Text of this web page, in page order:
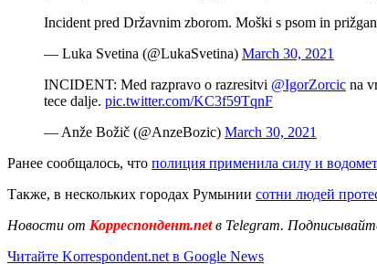
Incident pred Državnim zborom. Moški s psom in
— Luka Svetina (@LukaSvetina) March 30, 2021
INCIDENT: Med razpravo o razresitvi @IgorZorcic na
tece dalje. pic.twitter.com/KC3f59TqnF
— Anže Božič (@AnzeBozic) March 30, 2021
Ранее сообщалось, что полиция применила силу и
Также, в нескольких городах Румынии сотни людей
Новости от Корреспондент.netв Telegram.
Читайте Korrespondent.net в Google News